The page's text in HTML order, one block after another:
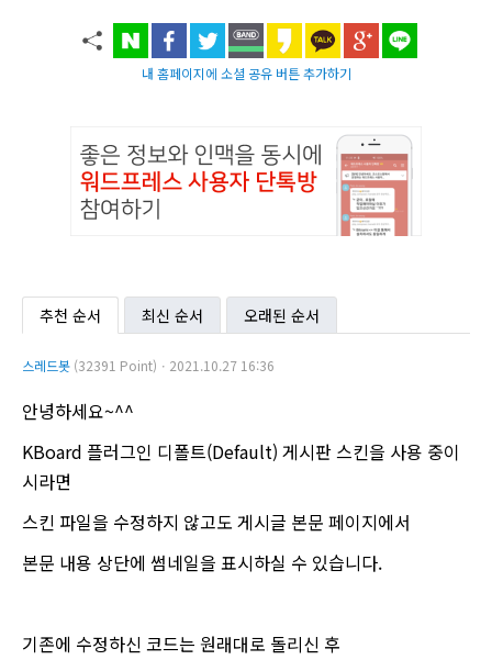
내 홈페이지에 소셜 공유 버튼 추가하기
추천 순서 최신 순서 오래된 순서
스레드봇 (32391 Point)ㆍ2021.10.27 16:36
안녕하세요~^^
KBoard 플러그인 디폴트(Default) 게시판 스킨을 사용 중이
시라면
스킨 파일을 수정하지 않고도 게시글 본문 페이지에서
본문 내용 상단에 썸네일을 표시하실 수 있습니다.
기존에 수정하신 코드는 원래대로 돌리신 후